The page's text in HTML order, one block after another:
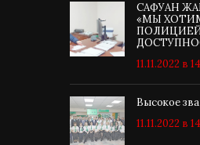
САФУАН
«МЫ
11.11.2022 в
Высокое
11.11.2022 в